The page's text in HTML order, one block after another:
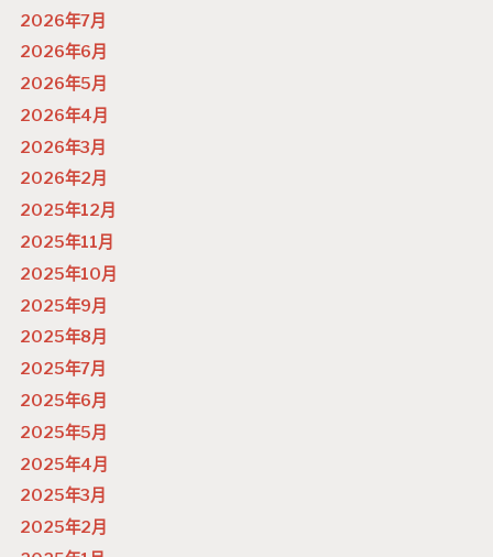
2026年7月
2026年6月
2026年5月
2026年4月
2026年3月
2026年2月
2025年12月
2025年11月
2025年10月
2025年9月
2025年8月
2025年7月
2025年6月
2025年5月
2025年4月
2025年3月
2025年2月